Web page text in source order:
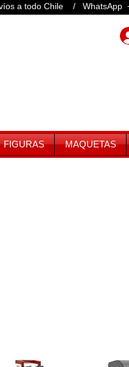
a todo Chile / WhatsApp
FIGURAS MAQUETAS